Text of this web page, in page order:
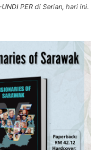
PER di Serian, hari ini.